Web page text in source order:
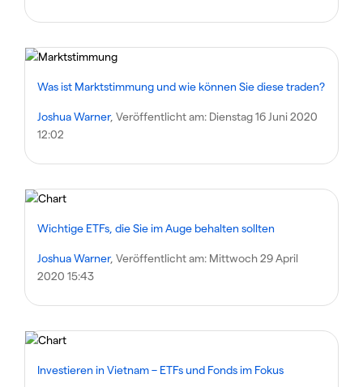
Was ist Marktstimmung und wie können Sie diese traden?
Joshua Warner, Veröffentlicht am: Dienstag 16 Juni 2020
12:02
Wichtige ETFs, die Sie im Auge behalten sollten
Joshua Warner, Veröffentlicht am: Mittwoch 29 April
2020 15:43
Investieren in Vietnam – ETFs und Fonds im Fokus